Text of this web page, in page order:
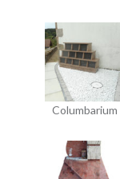
Columbarium